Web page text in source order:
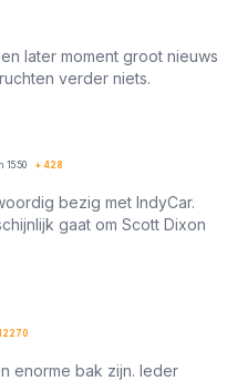
later moment groot nieuws
verder niets.
15:50 + 428
bezig met IndyCar.
gaat om Scott Dixon
enorme bak zijn. Ieder